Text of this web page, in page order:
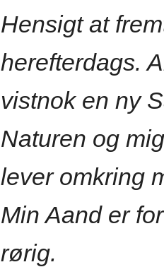
Hensigt at
herefterdags.
vistnok en ny
Naturen og
lever omkring
Min Aand er
rørig.